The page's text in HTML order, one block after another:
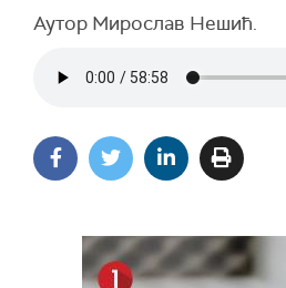
Аутор Мирослав Нешић.